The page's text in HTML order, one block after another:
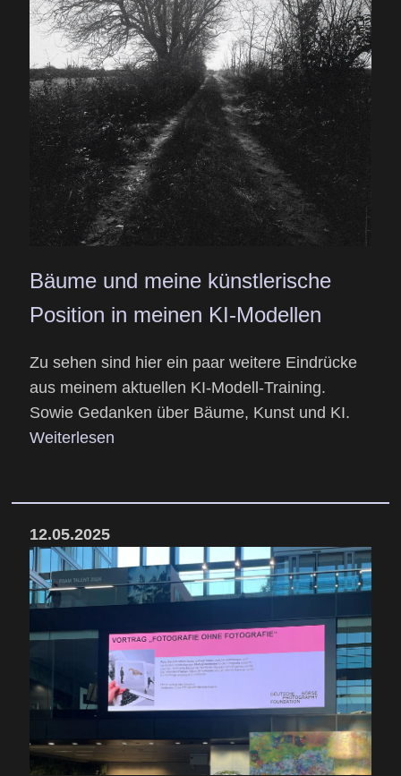
Bäume und meine künstlerische
Position in meinen KI-Modellen
Zu sehen sind hier ein paar weitere Eindrücke
aus meinem aktuellen KI-Modell-Training.
Sowie Gedanken über Bäume, Kunst und KI.
Weiterlesen
12.05.2025